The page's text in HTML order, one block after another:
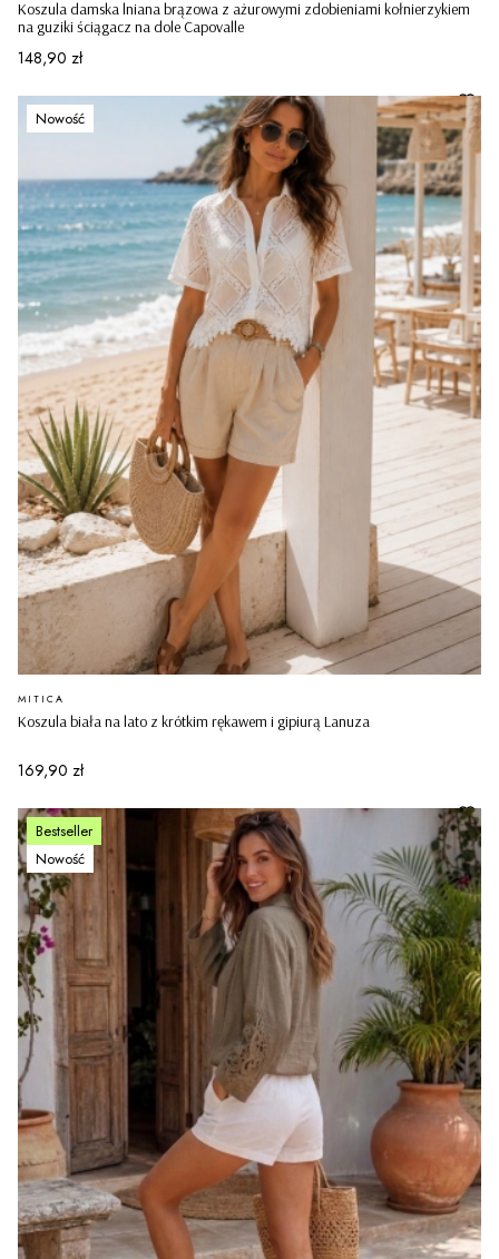
Koszula damska lniana brązowa z ażurowymi zdobieniami kołnierzykiem
na guziki ściągacz na dole Capovalle
Cena
148,90 zł
Nowość
Koszula biała na lato z krótkim rękawem i gipiurą Lanuza
PRODUCENT
MITICA
Cena
169,90 zł
Bestseller
Nowość